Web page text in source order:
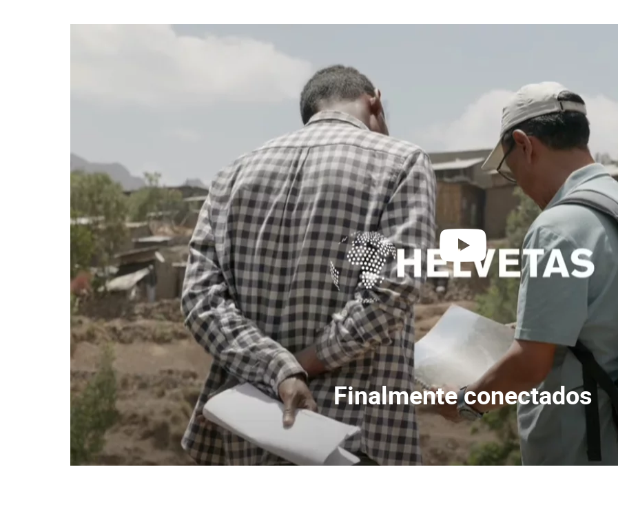
reproducir
Finalmente conectados